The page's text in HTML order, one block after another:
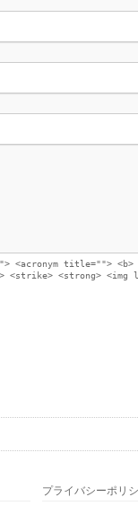
title=""> <b>
<strike> <strong> <img
プライバシーポリ